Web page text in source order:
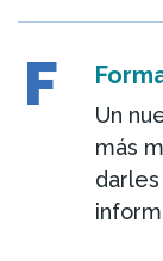
F
Un
más